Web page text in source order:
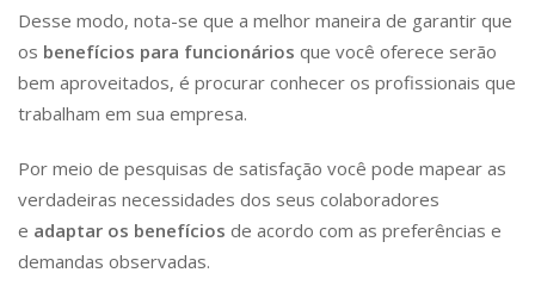
Desse modo, nota-se que a melhor maneira de garantir que
os benefícios para funcionários que você oferece serão
bem aproveitados, é procurar conhecer os profissionais que
trabalham em sua empresa.
Por meio de pesquisas de satisfação você pode mapear as
verdadeiras necessidades dos seus colaboradores
e adaptar os benefícios de acordo com as preferências e
demandas observadas.